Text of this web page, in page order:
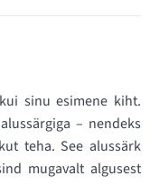
sinu esimene kiht.
– nendeks
teha. See alussärk
mugavalt algusest